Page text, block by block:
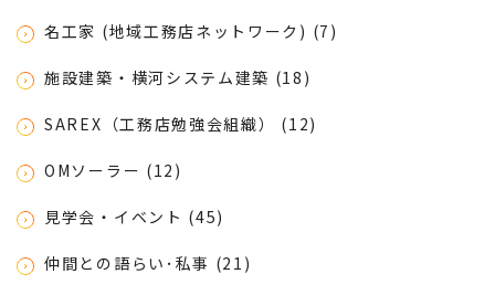
名工家 (地域工務店ネットワーク) (7)
施設建築・横河システム建築 (18)
SAREX（工務店勉強会組織） (12)
OMソーラー (12)
見学会・イベント (45)
仲間との語らい･私事 (21)